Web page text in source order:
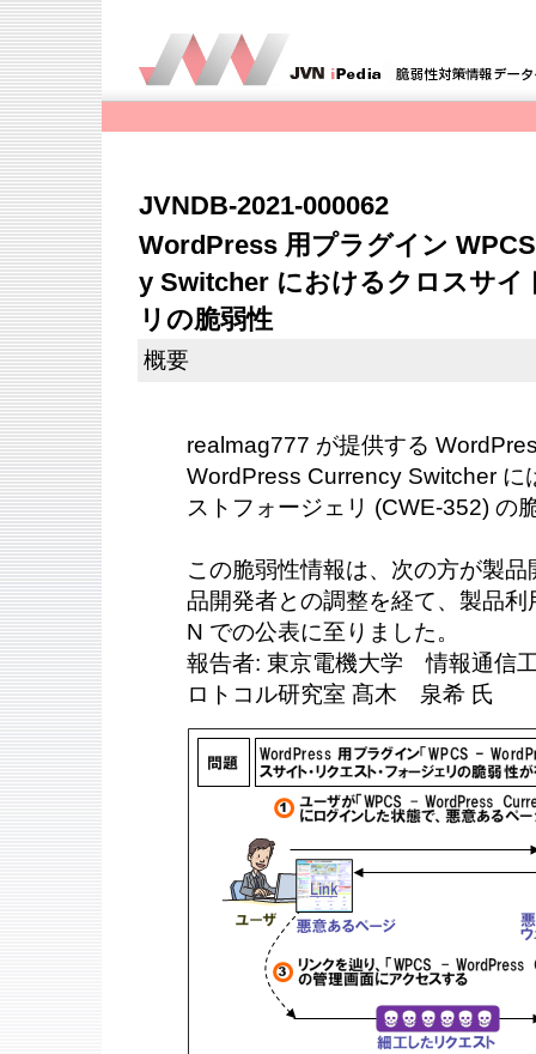
JVNDB-2021-000062
WordPress 用プラグイン
y Switcher におけるクロスサイ
リの脆弱性
概要
realmag777 が提供する
WordPress Currency Switcher に
ストフォージェリ (CWE-352) の
この脆弱性情報は、次の方が製
品開発者との調整を経て、製品
N での公表に至りました。
報告者: 東京電機大学 情報通信
ロトコル研究室 髙木 泉希 氏